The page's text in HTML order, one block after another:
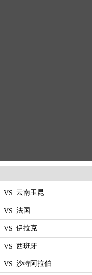
VS 云南玉昆
VS 法国
VS 伊拉克
VS 西班牙
VS 沙特阿拉伯